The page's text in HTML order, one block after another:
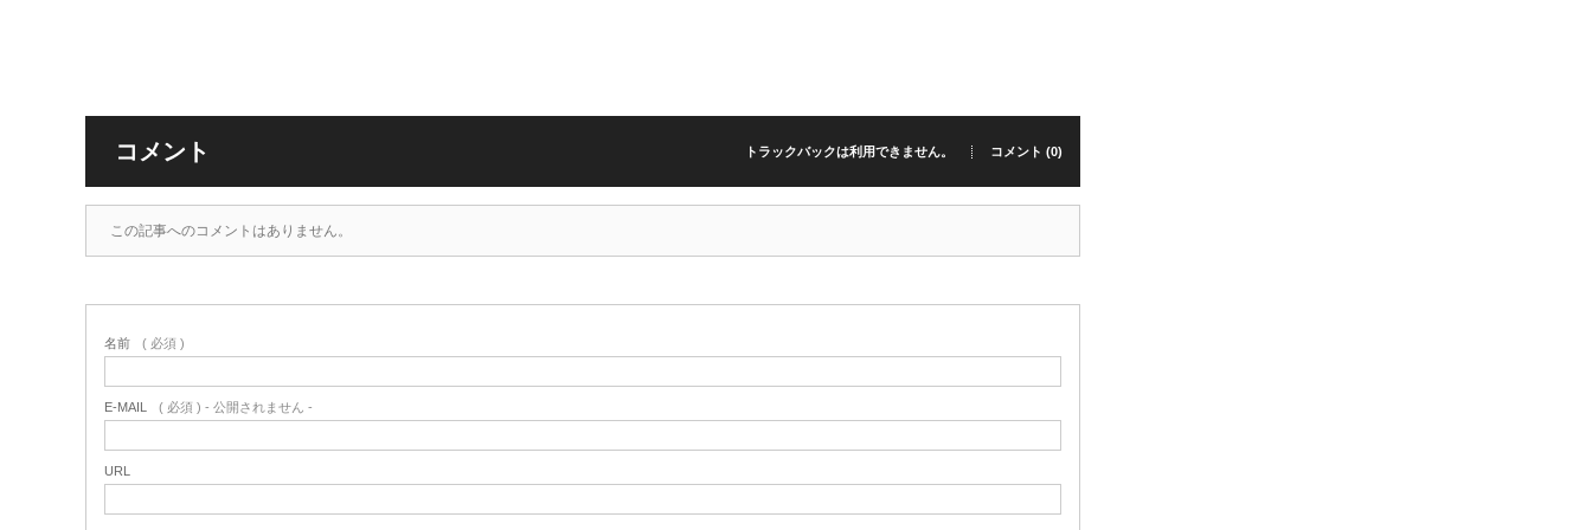
コメント トラックバックは利用できません。 コメント (0)
この記事へのコメントはありません。
名前 ( 必須 )
E-MAIL ( 必須 ) - 公開されません -
URL